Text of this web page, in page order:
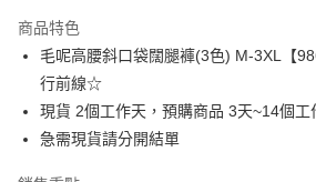
Apple Pay
街口支付
悠遊付
Google Pay
商品特色
毛呢高腰斜口袋闊腿褲(3色) M-3XL【
行前線☆
現貨 2個工作天，預購商品 3天~14個工
急需現貨請分開結單